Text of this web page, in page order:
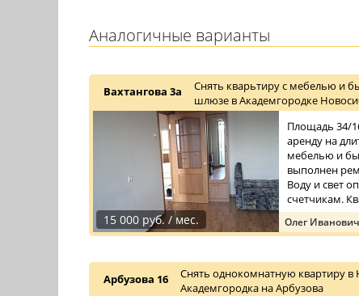
Аналогичные варианты
Вахтангова 3а
Снять кварьтиру с мебелью и
шлюзе в Академгородке
15 000 руб. / мес.
Площадь 34/
аренду на
мебелью и
выполнен
Воду и свет
счетчикам.
Олег Иванович
Арбузова 16
Снять однокомнатную квартиру
Академгородка на Арбузова